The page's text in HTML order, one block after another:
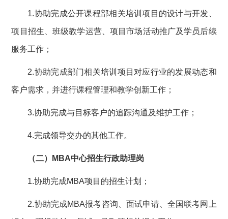
1.协助完成公开课程部相关培训项目的设计与开发、
项目招生、班级教学运营、项目市场活动推广及学员后续
服务工作；
2.协助完成部门相关培训项目对应行业的发展动态和
客户需求，并进行课程管理和教学创新工作；
3.协助完成与目标客户的追踪沟通及维护工作；
4.完成领导交办的其他工作。
（二）MBA中心招生行政助理岗
1.协助完成MBA项目的招生计划；
2.协助完成MBA报考咨询、面试申请、全国联考网上